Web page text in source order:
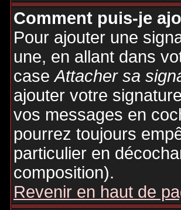
Comment puis-je
Pour ajouter une
une, en allant dans
caseAttacher sa
ajouter votre
vos messages en
pourrez toujours
particulier en
composition).
Revenir en haut de